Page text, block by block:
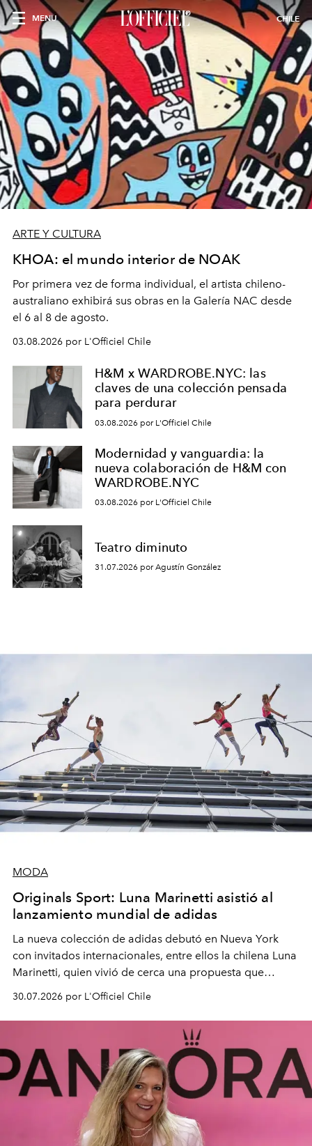
MENU CHILE
ARTE Y CULTURA
KHOA: el mundo interior de NOAK
Por primera vez de forma individual, el artista chileno-
australiano exhibirá sus obras en la Galería NAC desde
el 6 al 8 de agosto.
03.08.2026 por L'Officiel Chile
H&M x WARDROBE.NYC: las
claves de una colección pensada
para perdurar
03.08.2026 por L'Officiel Chile
Modernidad y vanguardia: la
nueva colaboración de H&M con
WARDROBE.NYC
03.08.2026 por L'Officiel Chile
Teatro diminuto
31.07.2026 por Agustín González
MODA
Originals Sport: Luna Marinetti asistió al
lanzamiento mundial de adidas
La nueva colección de adidas debutó en Nueva York
con invitados internacionales, entre ellos la chilena Luna
Marinetti, quien vivió de cerca una propuesta que
fusiona moda y rendimiento.
30.07.2026 por L'Officiel Chile